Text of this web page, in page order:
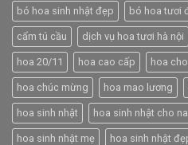
bó hoa sinh nhật đẹp bó hoa tươi
cẩm tú cầu dịch vụ hoa tươi hà nội
hoa 20/11 hoa cao cấp hoa
hoa chúc mừng hoa mao lương
hoa sinh nhật hoa sinh nhật cho
hoa sinh nhật mẹ hoa sinh nhật